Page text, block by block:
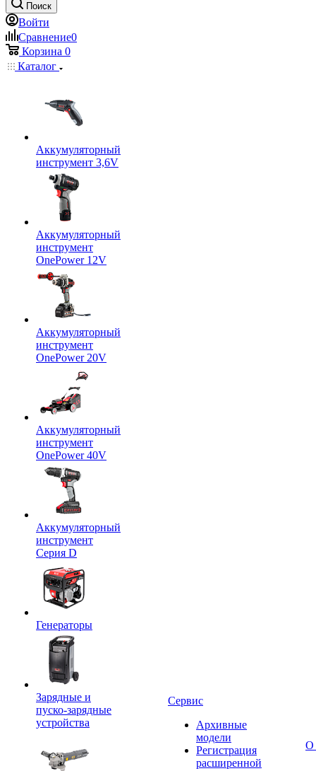
Поиск
Войти
Сравнение0
Корзина 0
Каталог
Аккумуляторный
инструмент 3,6V
Аккумуляторный
инструмент
OnePower 12V
Аккумуляторный
инструмент
OnePower 20V
Аккумуляторный
инструмент
OnePower 40V
Аккумуляторный
инструмент
Серия D
Генераторы
Зарядные и
пуско-зарядные
устройства
Сервис
Архивные
модели
Регистрация
расширенной
О